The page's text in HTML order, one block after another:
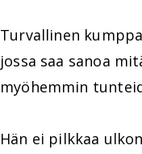
Turvallinen
jossa saa sanoa
myöhemmin
Hän ei pilkkaa